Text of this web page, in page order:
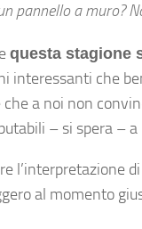
pannello a muro?
questa stagione
interessanti che
a noi non
– si spera – a
l’interpretazione di
al momento